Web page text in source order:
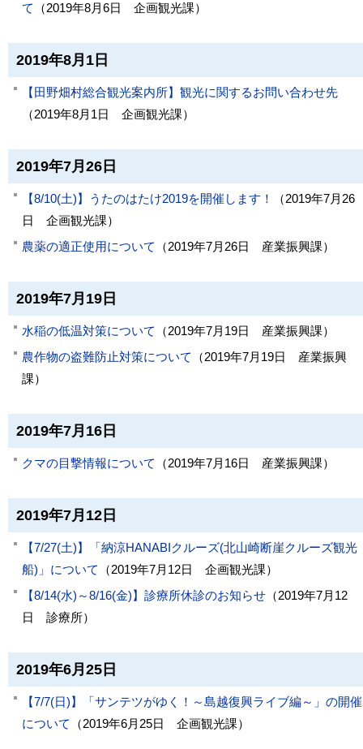
て
（2019年8月6日 企画観光課）
2019年8月1日
【田野畑村総合観光案内所】観光に関するお問い合わせ先
（2019年8月1日 企画観光課）
2019年7月26日
【8/10(土)】うたのはたけ2019を開催します！ （2019年7月26
日
企画観光課）
農薬の適正使用について
（2019年7月26日 産業振興課）
2019年7月19日
水稲の低温対策について （2019年7月19日 産業振興課）
農作物の盗難防止対策について
（2019年7月19日
産業振興
課）
2019年7月16日
クマの目撃情報について （2019年7月16日 産業振興課）
2019年7月12日
【7/27(土)】「納涼HANABIクルーズ(北山崎断崖クルーズ観光
船)」について
（2019年7月12日 企画観光課）
【8/14(水)～8/16(金)】診療所休診のお知らせ （2019年7月12
日
診療所）
2019年6月25日
【7/7(日)】「サンテツがゆく！～島越復興ライブ編～」の開催
について
（2019年6月25日 企画観光課）